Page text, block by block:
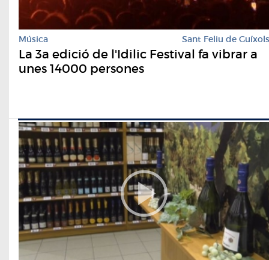
Música Sant Feliu de Guíxols
La 3a edició de l'Idilic Festival fa vibrar a
unes 14000 persones